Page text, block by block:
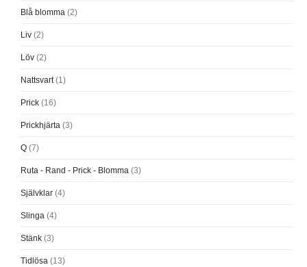
Blå blomma (2)
Liv (2)
Löv (2)
Nattsvart (1)
Prick (16)
Prickhjärta (3)
Q (7)
Ruta - Rand - Prick - Blomma (3)
Självklar (4)
Slinga (4)
Stänk (3)
Tidlösa (13)